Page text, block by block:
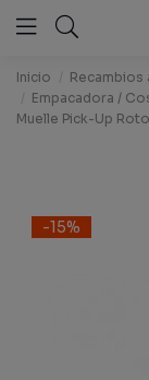
Inicio Recambios
Empacadora /
Muelle Pick-Up
-15%